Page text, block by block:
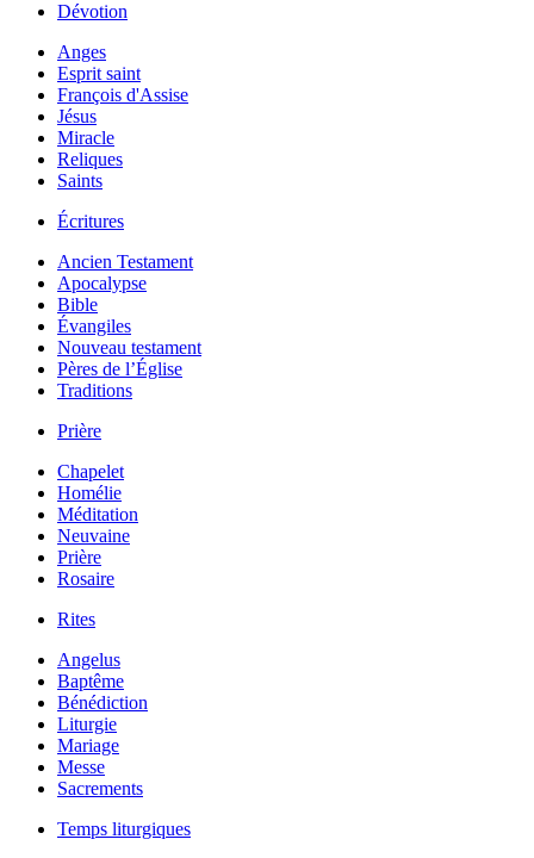
Dévotion
Anges
Esprit saint
François d'Assise
Jésus
Miracle
Reliques
Saints
Écritures
Ancien Testament
Apocalypse
Bible
Évangiles
Nouveau testament
Pères de l’Église
Traditions
Prière
Chapelet
Homélie
Méditation
Neuvaine
Prière
Rosaire
Rites
Angelus
Baptême
Bénédiction
Liturgie
Mariage
Messe
Sacrements
Temps liturgiques